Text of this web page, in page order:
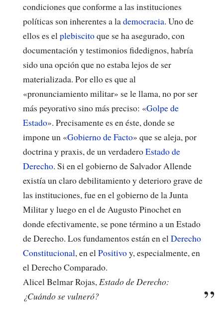
condiciones que conforme a las instituciones
políticas son inherentes a lademocracia. Uno de
ellos es elplebiscitoque se ha asegurado, con
documentación y testimonios fidedignos, habría
sido una opción que no estaba lejos de ser
materializada. Por ello es que al
«pronunciamiento militar» se le llama, no por ser
más peyorativo sino más preciso: «Golpe de
Estado». Precisamente es en éste, donde se
impone un «Gobierno de Facto» que se aleja, por
doctrina y praxis, de un verdaderoEstado de
Derecho. Si en el gobierno de Salvador Allende
existía un claro debilitamiento y deterioro grave de
las instituciones, fue en el gobierno de la Junta
Militar y luego en el de Augusto Pinochet en
donde efectivamente, se pone término a un Estado
de Derecho. Los fundamentos están en elDerecho
Constitucional, en elPositivoy, especialmente, en
el Derecho Comparado.
Alicel Belmar Rojas,Estado de Derecho:
¿Cuándo se vulneró?